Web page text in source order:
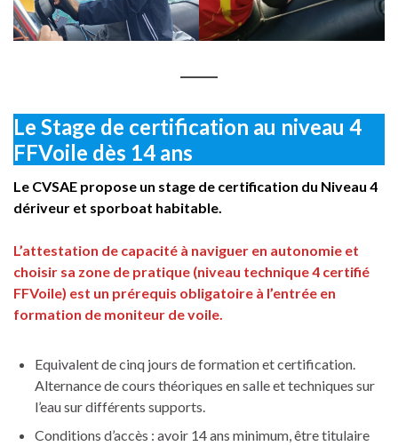
Le Stage de certification au niveau 4
FFVoile dès 14 ans
Le CVSAE propose un stage de certification du Niveau 4
dériveur et sporboat habitable.
L’attestation de capacité à naviguer en autonomie et
choisir sa zone de pratique (niveau technique 4 certifié
FFVoile) est un prérequis obligatoire à l’entrée en
formation de moniteur de voile.
Equivalent de cinq jours de formation et certification.
Alternance de cours théoriques en salle et techniques sur
l’eau sur différents supports.
Conditions d’accès : avoir 14 ans minimum, être titulaire